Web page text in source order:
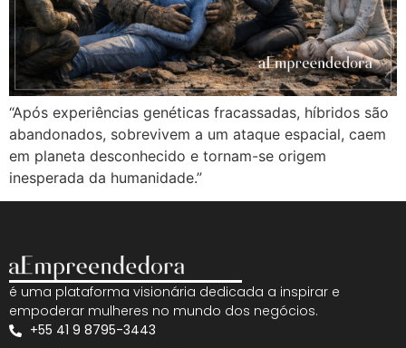
“Após experiências genéticas fracassadas, híbridos são
abandonados, sobrevivem a um ataque espacial, caem
em planeta desconhecido e tornam-se origem
inesperada da humanidade.”
é uma plataforma visionária dedicada a inspirar e
empoderar mulheres no mundo dos negócios.
+55 41 9 8795-3443